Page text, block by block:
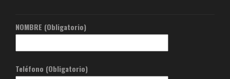
NOMBRE (Obligatorio)
Teléfono (Obligatorio)